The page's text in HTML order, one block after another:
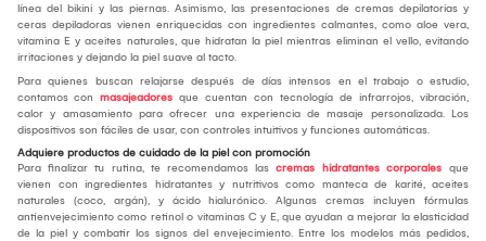
línea del bikini y las piernas. Asimismo, las presentaciones de cremas depilatorias y
ceras depiladoras vienen enriquecidas con ingredientes calmantes, como aloe vera,
vitamina E y aceites naturales, que hidratan la piel mientras eliminan el vello, evitando
irritaciones y dejando la piel suave al tacto.
Para quienes buscan relajarse después de días intensos en el trabajo o estudio,
contamos con masajeadores que cuentan con tecnología de infrarrojos, vibración,
calor y amasamiento para ofrecer una experiencia de masaje personalizada. Los
dispositivos son fáciles de usar, con controles intuitivos y funciones automáticas.
Adquiere productos de cuidado de la piel con promoción
Para finalizar tu rutina, te recomendamos las cremas hidratantes corporales que
vienen con ingredientes hidratantes y nutritivos como manteca de karité, aceites
naturales (coco, argán), y ácido hialurónico. Algunas cremas incluyen fórmulas
antienvejecimiento como retinol o vitaminas C y E, que ayudan a mejorar la elasticidad
de la piel y combatir los signos del envejecimiento. Entre los modelos más pedidos,